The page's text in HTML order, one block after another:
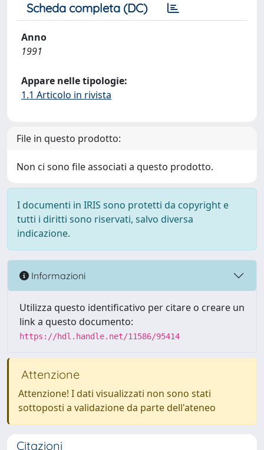
Scheda completa (DC)
Anno
1991
Appare nelle tipologie:
1.1 Articolo in rivista
File in questo prodotto:
Non ci sono file associati a questo prodotto.
I documenti in IRIS sono protetti da copyright e
tutti i diritti sono riservati, salvo diversa
indicazione.
Informazioni
Utilizza questo identificativo per citare o creare un
link a questo documento:
https://hdl.handle.net/11586/95414
Attenzione
Attenzione! I dati visualizzati non sono stati
sottoposti a validazione da parte dell'ateneo
Citazioni